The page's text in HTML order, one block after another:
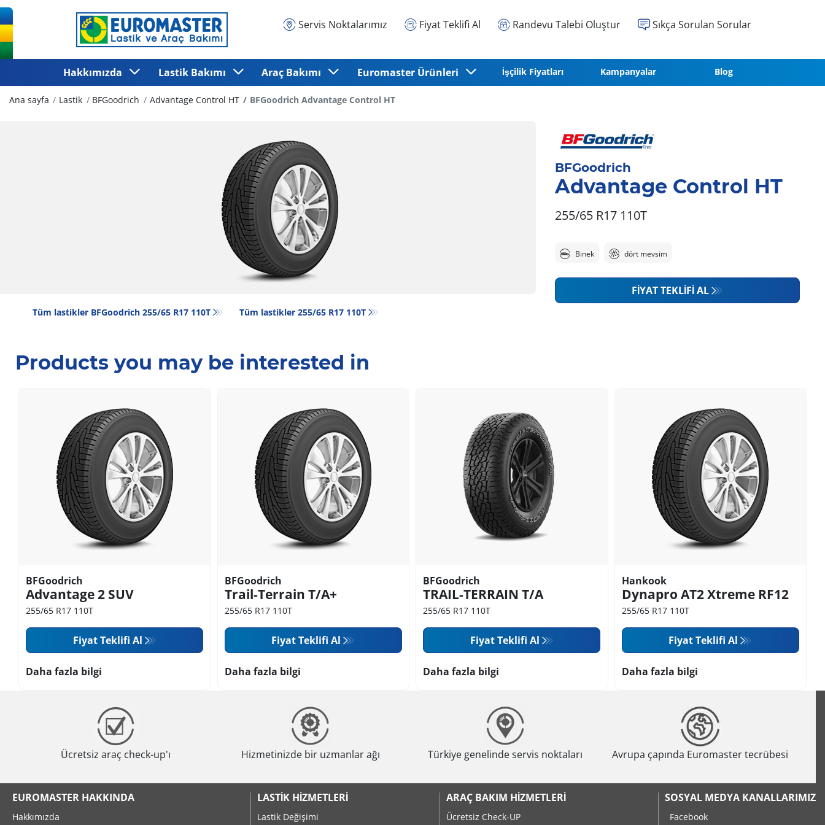
Servis Noktalarımız Fiyat Teklifi Al Randevu Talebi Oluştur Sıkça Sorulan Sorular
Hakkımızda Lastik Bakımı Araç Bakımı Euromaster Ürünleri İşçilik Fiyatları Kampanyalar Blog
Ana sayfa Lastik BFGoodrich Advantage Control HT BFGoodrich Advantage Control HT
Tüm lastikler BFGoodrich 255/65 R17 110T Tüm lastikler‎ 255/65 R17 110T
BFGoodrich
Advantage Control HT
255/65 R17 110T
Binek dört mevsim
FIYAT TEKLIFI AL
Products you may be interested in
BFGoodrich
Advantage 2 SUV
255/65 R17 110T
Fiyat Teklifi Al
Daha fazla bilgi
BFGoodrich
Trail-Terrain T/A+
255/65 R17 110T
Fiyat Teklifi Al
Daha fazla bilgi
BFGoodrich
TRAIL-TERRAIN T/A
255/65 R17 110T
Fiyat Teklifi Al
Daha fazla bilgi
Hankook
Dynapro AT2 Xtreme RF12
255/65 R17 110T
Fiyat Teklifi Al
Daha fazla bilgi
Ücretsiz araç check-up'ı Hizmetinizde bir uzmanlar ağı Türkiye genelinde servis noktaları Avrupa çapında Euromaster tecrübesi
EUROMASTER HAKKINDA
Hakkımızda
LASTIK HIZMETLERI
Lastik Değişimi
ARAÇ BAKIM HIZMETLERI
Ücretsiz Check-UP
SOSYAL MEDYA KANALLARIMIZ
Facebook